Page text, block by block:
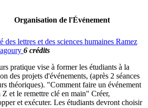
Organisation de l'Événement
des lettres et des sciences humaines Ramez
6 crédits
pratique vise à former les étudiants à la
des projets d'événements, (après 2 séances
théoriques). "Comment faire un événement
Z et le remettre clé en main" Créer,
et exécuter. Les étudiants devront choisir